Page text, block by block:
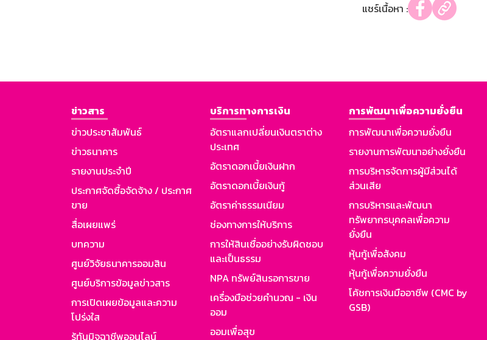
แชร์เนื้อหา :
ข่าวสาร
ข่าวประชาสัมพันธ์
ข่าวธนาคาร
รายงานประจำปี
ประกาศจัดซื้อจัดจ้าง / ประกาศ
ขาย
สื่อเผยแพร่
บทความ
ศูนย์วิจัยธนาคารออมสิน
ศูนย์บริการข้อมูลข่าวสาร
การเปิดเผยข้อมูลและความ
โปร่งใส
รู้ทันมิจฉาชีพออนไลน์
บริการทางการเงิน
อัตราแลกเปลี่ยนเงินตราต่าง
ประเทศ
อัตราดอกเบี้ยเงินฝาก
อัตราดอกเบี้ยเงินกู้
อัตราค่าธรรมเนียม
ช่องทางการให้บริการ
การให้สินเชื่ออย่างรับผิดชอบ
และเป็นธรรม
NPA ทรัพย์สินรอการขาย
เครื่องมือช่วยคำนวณ - เงิน
ออม
ออมเพื่อสุข
การพัฒนาเพื่อความยั่งยืน
การพัฒนาเพื่อความยั่งยืน
รายงานการพัฒนาอย่างยั่งยืน
การบริหารจัดการผู้มีส่วนได้
ส่วนเสีย
การบริหารและพัฒนา
ทรัพยากรบุคคลเพื่อความ
ยั่งยืน
หุ้นกู้เพื่อสังคม
หุ้นกู้เพื่อความยั่งยืน
โค้ชการเงินมืออาชีพ (CMC by
GSB)